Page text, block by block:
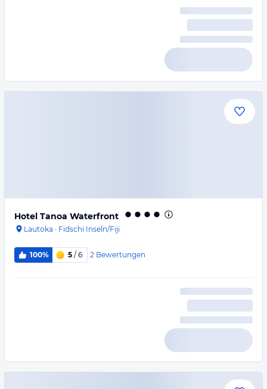
Hotel Tanoa Waterfront
Lautoka · Fidschi Inseln/Fiji
100% 5 / 6 2 Bewertungen